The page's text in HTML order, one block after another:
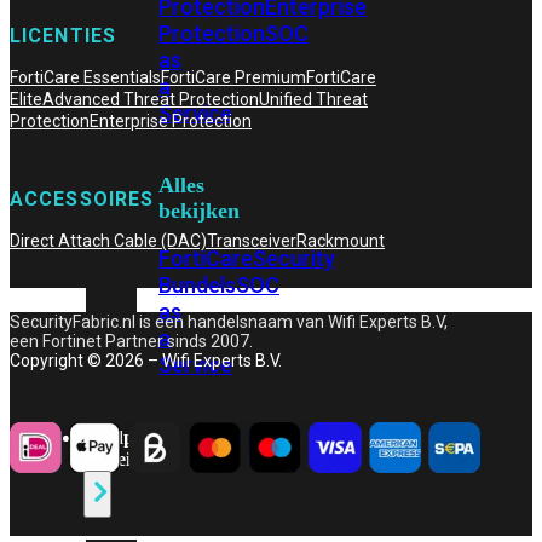
ProtectionEnterprise
ProtectionSOC
as
a
Service
Alles
bekijken
FortiCareSecurity
BundelsSOC
as
a
Service
Endpoint
Beveiliging
LICENTIES
FortiCare EssentialsFortiCare PremiumFortiCare
EliteAdvanced Threat ProtectionUnified Threat
ProtectionEnterprise Protection
ACCESSOIRES
Direct Attach Cable (DAC)TransceiverRackmount
SecurityFabric.nl is een handelsnaam van Wifi Experts B.V,
een Fortinet Partner sinds 2007.
Copyright © 2026 – Wifi Experts B.V.